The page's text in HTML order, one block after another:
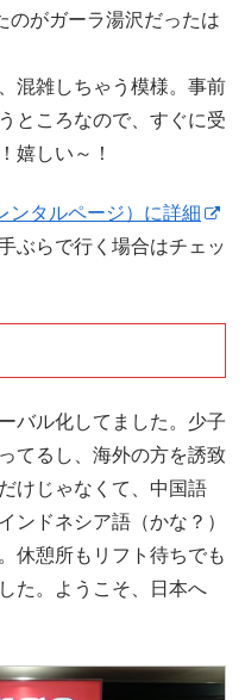
のがガーラ湯沢だったは
混雑しちゃう模様。事前
ところなので、すぐに受
嬉しい～！
ンタルページ）に詳細
ぶらで行く場合はチェッ
バル化してました。少子
てるし、海外の方を誘致
けじゃなくて、中国語
ンドネシア語（かな？）
休憩所もリフト待ちでも
た。ようこそ、日本へ